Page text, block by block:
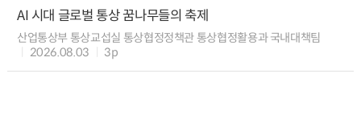
AI 시대 글로벌 통상 꿈나무들의 축제
산업통상부 통상교섭실 통상협정정책관 통상협정활용과 국내대책팀
2026.08.03
3p